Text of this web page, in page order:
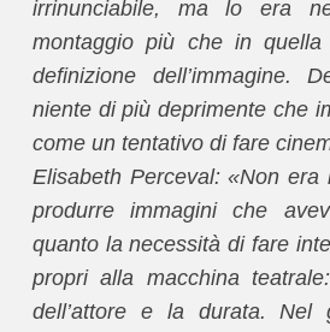
irrinunciabile, ma lo era
montaggio più che in
definizione dell’immagine.
niente di più deprimente che
come un tentativo di fare
Elisabeth Perceval: «Non
produrre immagini che
quanto la necessità di fare
propri alla macchina
dell’attore e la durata. Nel